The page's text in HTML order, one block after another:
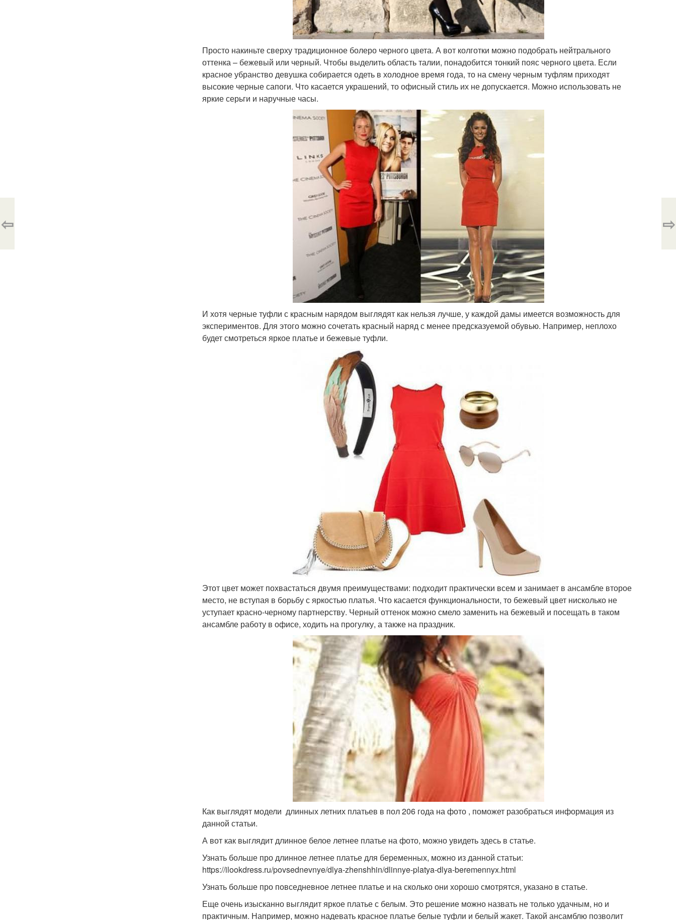
Просто накиньте сверху традиционное болеро черного цвета. А вот колготки можно подобрать нейтрального
оттенка – бежевый или черный. Чтобы выделить область талии, понадобится тонкий пояс черного цвета. Если
красное убранство девушка собирается одеть в холодное время года, то на смену черным туфлям приходят
высокие черные сапоги. Что касается украшений, то офисный стиль их не допускается. Можно использовать не
яркие серьги и наручные часы.
И хотя черные туфли с красным нарядом выглядят как нельзя лучше, у каждой дамы имеется возможность для
экспериментов. Для этого можно сочетать красный наряд с менее предсказуемой обувью. Например, неплохо
будет смотреться яркое платье и бежевые туфли.
Этот цвет может похвастаться двумя преимуществами: подходит практически всем и занимает в ансамбле второе
место, не вступая в борьбу с яркостью платья. Что касается функциональности, то бежевый цвет нисколько не
уступает красно-черному партнерству. Черный оттенок можно смело заменить на бежевый и посещать в таком
ансамбле работу в офисе, ходить на прогулку, а также на праздник.
Как выглядят модели длинных летних платьев в пол 206 года на фото , поможет разобраться информация из
данной статьи.
А вот как выглядит длинное белое летнее платье на фото, можно увидеть здесь в статье.
Узнать больше про длинное летнее платье для беременных, можно из данной статьи:
https://ilookdress.ru/povsednevnye/dlya-zhenshhin/dlinnye-platya-dlya-beremennyx.html
Узнать больше про повседневное летнее платье и на сколько они хорошо смотрятся, указано в статье.
Еще очень изысканно выглядит яркое платье с белым. Это решение можно назвать не только удачным, но и
практичным. Например, можно надевать красное платье белые туфли и белый жакет. Такой ансамблю позволит
⇦ ⇨